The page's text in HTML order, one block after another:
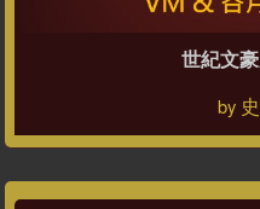
世紀文
by